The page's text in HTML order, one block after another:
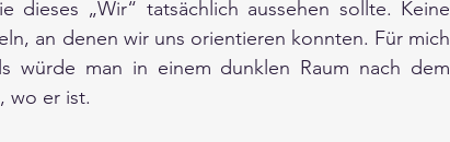
„Wir“ tatsächlich aussehen sollte. Keine
an denen wir uns orientieren konnten. Für mich
würde man in einem dunklen Raum nach dem
wo er ist.